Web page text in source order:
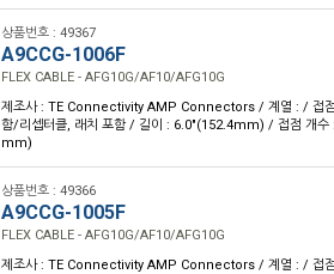
상품번호 : 49367
A9CCG-1006F
FLEX CABLE - AFG10G/AF10/AFG10G
제조사 : TE Connectivity AMP Connectors / 계열 : / 접점
함/리셉터클, 래치 포함 / 길이 : 6.0"(152.4mm) / 접점 개
mm)
상품번호 : 49366
A9CCG-1005F
FLEX CABLE - AFG10G/AF10/AFG10G
제조사 : TE Connectivity AMP Connectors / 계열 : / 접점